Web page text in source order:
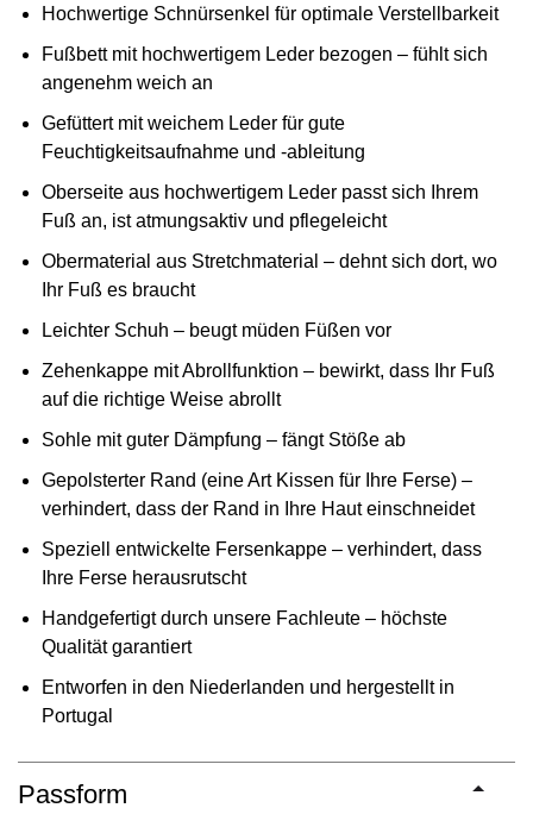
Hochwertige Schnürsenkel für optimale Verstellbarkeit
Fußbett mit hochwertigem Leder bezogen – fühlt sich
angenehm weich an
Gefüttert mit weichem Leder für gute
Feuchtigkeitsaufnahme und -ableitung
Oberseite aus hochwertigem Leder passt sich Ihrem
Fuß an, ist atmungsaktiv und pflegeleicht
Obermaterial aus Stretchmaterial – dehnt sich dort, wo
Ihr Fuß es braucht
Leichter Schuh – beugt müden Füßen vor
Zehenkappe mit Abrollfunktion – bewirkt, dass Ihr Fuß
auf die richtige Weise abrollt
Sohle mit guter Dämpfung – fängt Stöße ab
Gepolsterter Rand (eine Art Kissen für Ihre Ferse) –
verhindert, dass der Rand in Ihre Haut einschneidet
Speziell entwickelte Fersenkappe – verhindert, dass
Ihre Ferse herausrutscht
Handgefertigt durch unsere Fachleute – höchste
Qualität garantiert
Entworfen in den Niederlanden und hergestellt in
Portugal
Passform